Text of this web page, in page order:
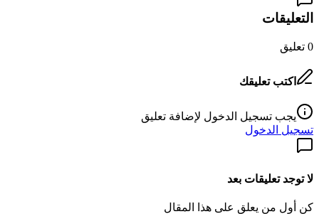
التعليقات
0 تعليق
اكتب تعليقك
يجب تسجيل الدخول لإضافة تعليق
تسجيل الدخول
لا توجد تعليقات بعد
كن أول من يعلق على هذا المقال